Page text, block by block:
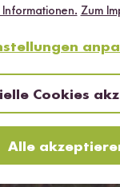
Zum
Cookies
Alle